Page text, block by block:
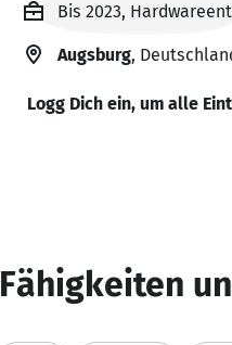
Bis 2023,
Augsburg,
Logg Dich ein, um alle
Fähigkeiten